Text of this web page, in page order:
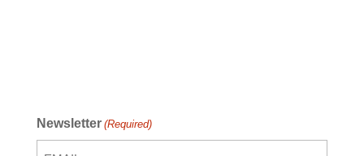
Newsletter (Required)